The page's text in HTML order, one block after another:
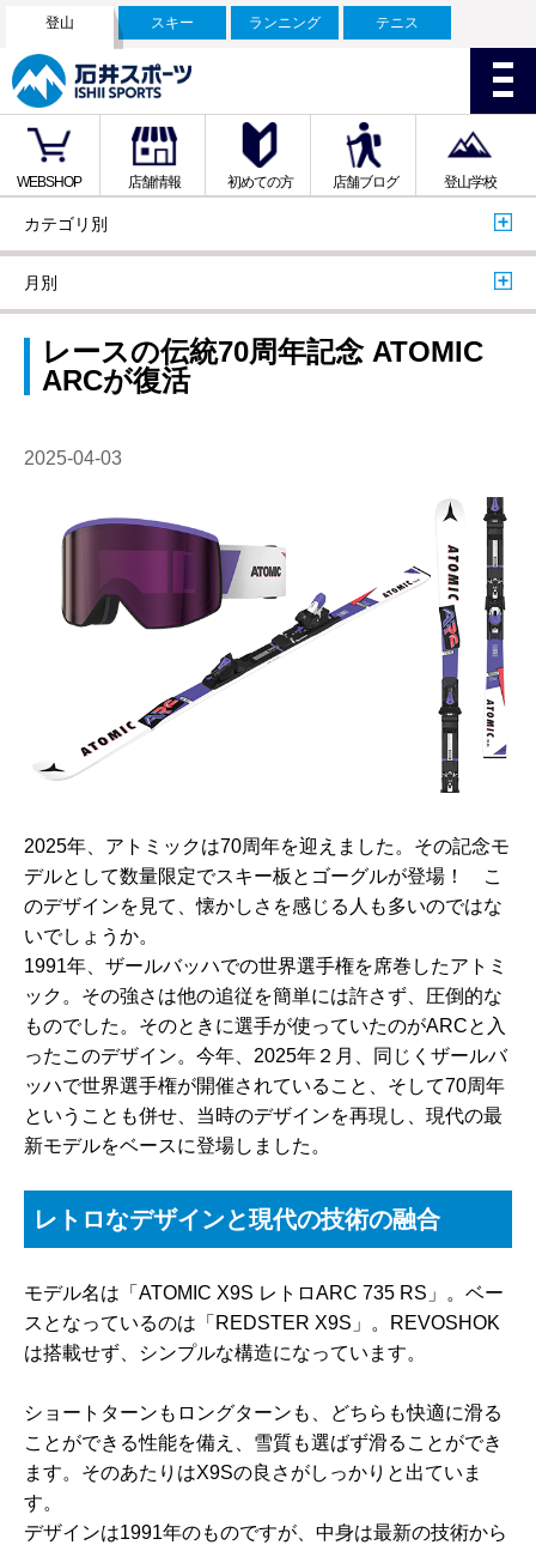
登山 スキー ランニング テニス
WEBSHOP 店舗情報 初めての方 店舗ブログ 登山学校
カテゴリ別
月別
レースの伝統70周年記念 ATOMIC
ARCが復活
2025-04-03
2025年、アトミックは70周年を迎えました。その記念モ
デルとして数量限定でスキー板とゴーグルが登場！ こ
のデザインを見て、懐かしさを感じる人も多いのではな
いでしょうか。
1991年、ザールバッハでの世界選手権を席巻したアトミ
ック。その強さは他の追従を簡単には許さず、圧倒的な
ものでした。そのときに選手が使っていたのがARCと入
ったこのデザイン。今年、2025年２月、同じくザールバ
ッハで世界選手権が開催されていること、そして70周年
ということも併せ、当時のデザインを再現し、現代の最
新モデルをベースに登場しました。
レトロなデザインと現代の技術の融合
モデル名は「ATOMIC X9S レトロARC 735 RS」。ベー
スとなっているのは「REDSTER X9S」。REVOSHOK
は搭載せず、シンプルな構造になっています。
ショートターンもロングターンも、どちらも快適に滑る
ことができる性能を備え、雪質も選ばず滑ることができ
ます。そのあたりはX9Sの良さがしっかりと出ていま
す。
デザインは1991年のものですが、中身は最新の技術から